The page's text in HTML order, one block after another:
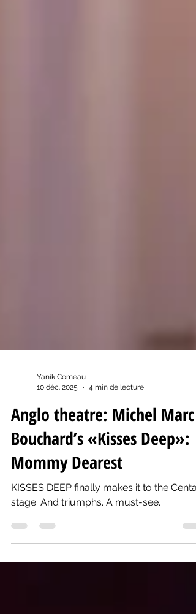
10 déc. 2025
4 min de lecture
Anglo theatre: Michel Marc
Bouchard’s «Kisses Deep»:
Mommy Dearest
KISSES DEEP finally makes it to the
stage. And triumphs. A must-see.